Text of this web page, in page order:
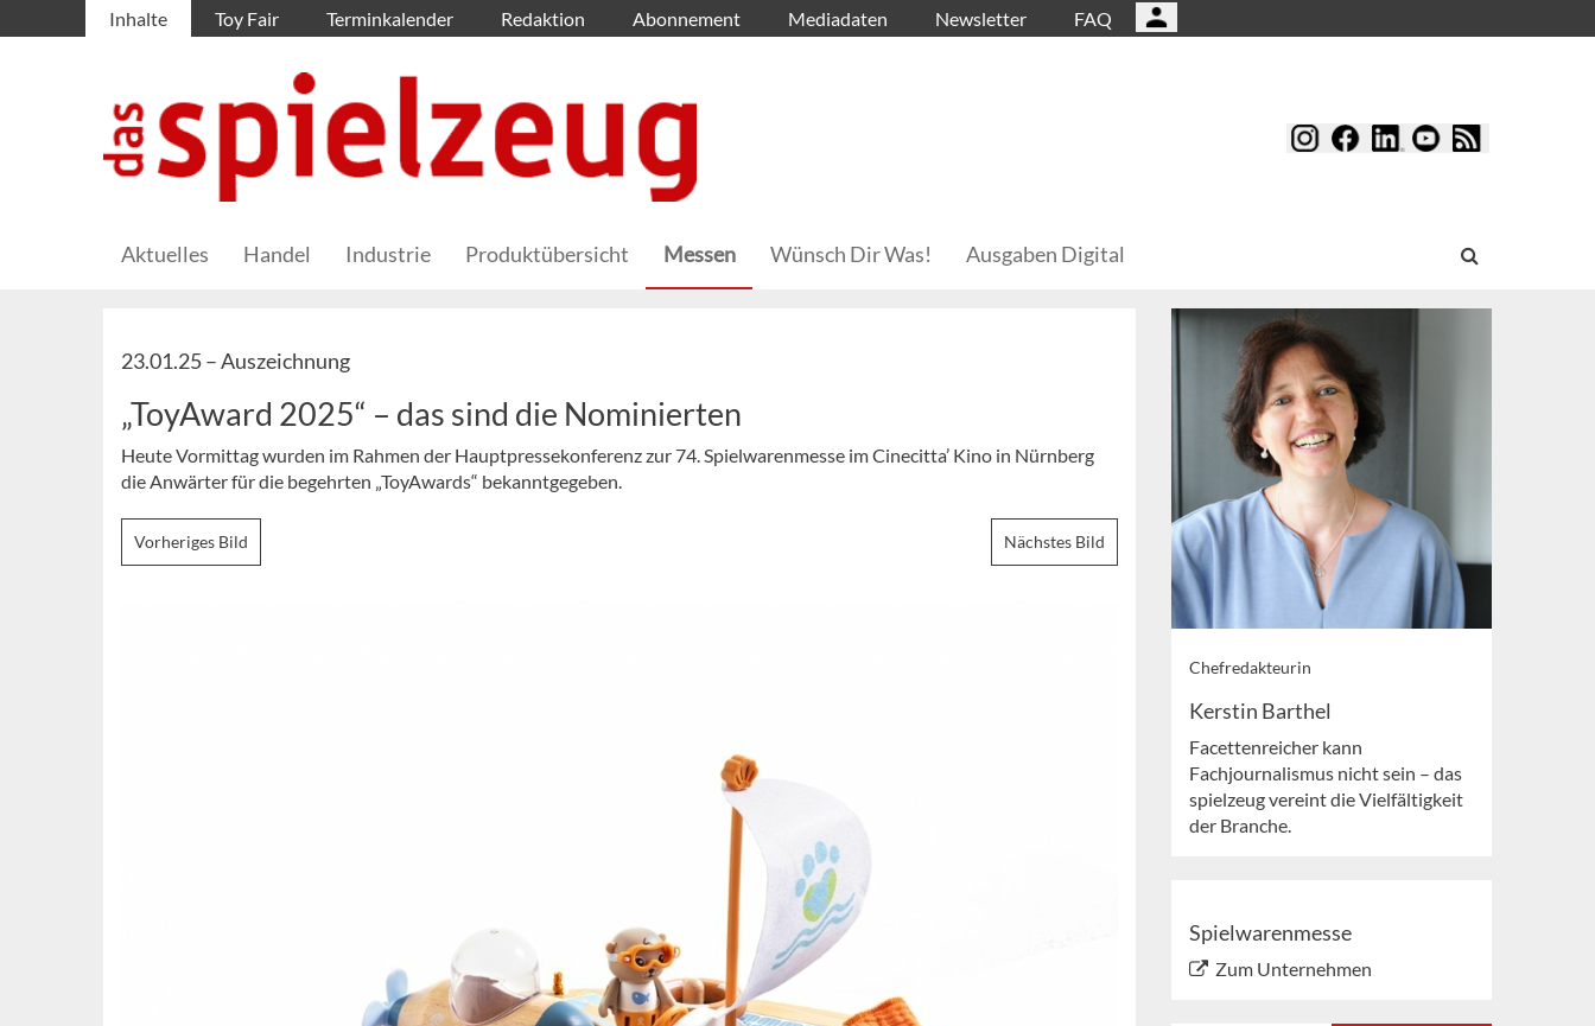
Inhalte Toy Fair Terminkalender Redaktion Abonnement Mediadaten Newsletter FAQ
Aktuelles Handel Industrie Produktübersicht Messen Wünsch Dir Was! Ausgaben Digital
23.01.25 –Auszeichnung
„ToyAward 2025“ – das sind die Nominierten
Heute Vormittag wurden im Rahmen der Hauptpressekonferenz zur 74. Spielwarenmesse im Cinecitta’ Kino in Nürnberg
die Anwärter für die begehrten „ToyAwards“ bekanntgegeben.
Vorheriges Bild Nächstes Bild
Chefredakteurin
Kerstin Barthel
Facettenreicher kann
Fachjournalismus nicht sein – das
spielzeug vereint die Vielfältigkeit
der Branche.
Spielwarenmesse
Zum Unternehmen